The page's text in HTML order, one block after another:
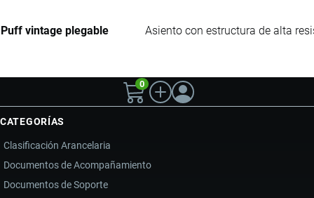
Puff vintage plegable Asiento con estructura de alta
0
CATEGORÍAS
Clasificación Arancelaria
Documentos de Acompañamiento
Documentos de Soporte